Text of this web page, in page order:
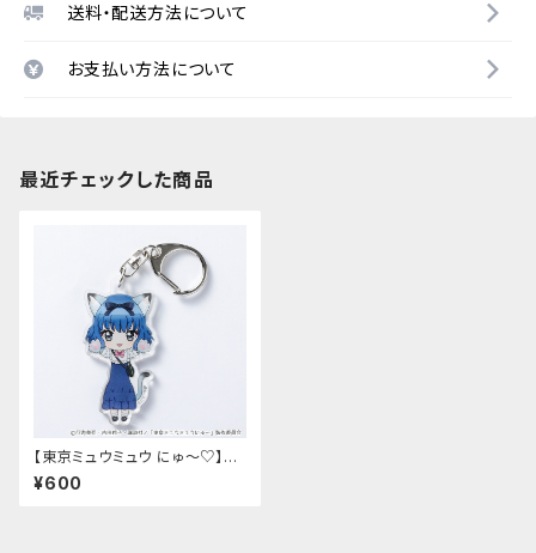
送料・配送方法について
お支払い方法について
最近チェックした商品
【東京ミュウミュウ にゅ〜♡】の
び猫アクリルキーホルダー（みん
と）
¥600